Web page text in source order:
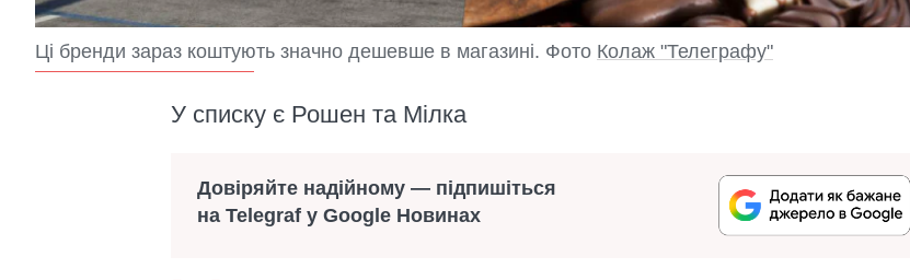
Ці бренди зараз коштують значно дешевше в магазині. Фото Колаж "Телеграфу"
У списку є Рошен та Мілка
Довіряйте надійному — підпишіться
на Telegraf у Google Новинах